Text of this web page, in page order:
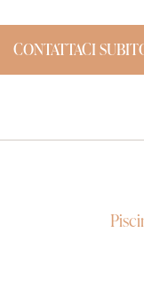
CONTATTACI